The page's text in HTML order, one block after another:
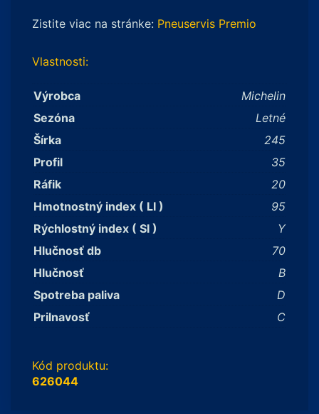
Zistite viac na stránke: Pneuservis Premio
Vlastnosti:
Výrobca
Michelin
Sezóna
Letné
Šírka
245
Profil
35
Ráfik
20
Hmotnostný index ( LI )
95
Rýchlostný index ( SI )
Y
Hlučnosť db
70
Hlučnosť
B
Spotreba paliva
D
Prilnavosť
C
Kód produktu:
626044